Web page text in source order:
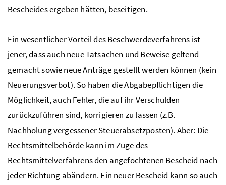
Bescheides ergeben hätten, beseitigen.
Ein wesentlicher Vorteil des Beschwerdeverfahrens ist
jener, dass auch neue Tatsachen und Beweise geltend
gemacht sowie neue Anträge gestellt werden können (kein
Neuerungsverbot). So haben die Abgabepflichtigen die
Möglichkeit, auch Fehler, die auf ihr Verschulden
zurückzuführen sind, korrigieren zu lassen (z.B.
Nachholung vergessener Steuerabsetzposten). Aber: Die
Rechtsmittelbehörde kann im Zuge des
Rechtsmittelverfahrens den angefochtenen Bescheid nach
jeder Richtung abändern. Ein neuer Bescheid kann so auch